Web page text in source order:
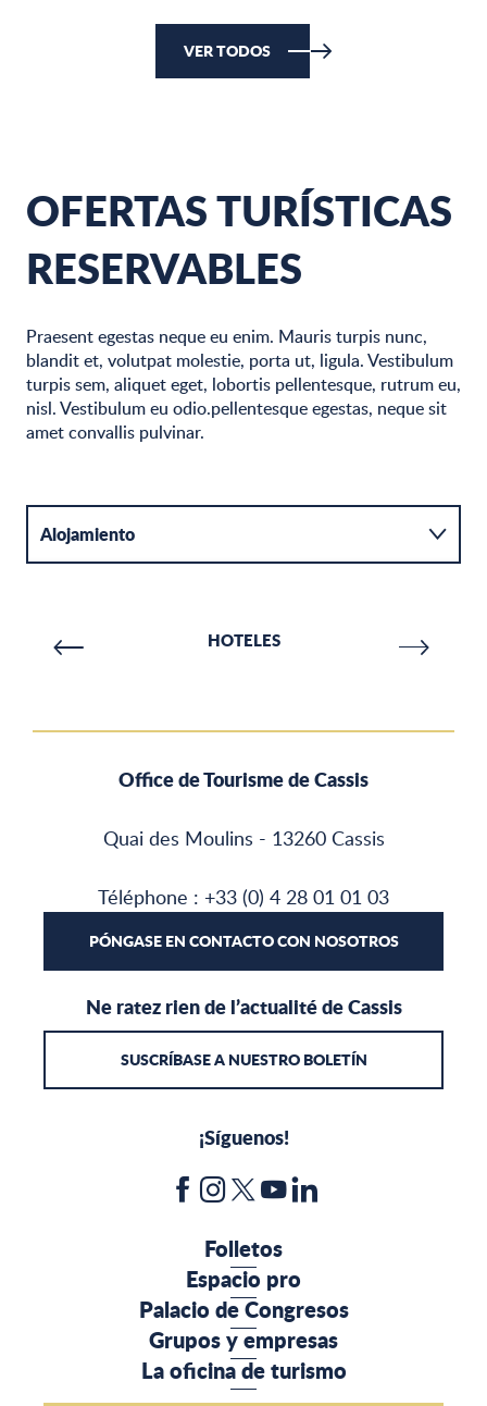
VER TODOS
OFERTAS TURÍSTICAS
RESERVABLES
Praesent egestas neque eu enim. Mauris turpis nunc,
blandit et, volutpat molestie, porta ut, ligula. Vestibulum
turpis sem, aliquet eget, lobortis pellentesque, rutrum eu,
nisl. Vestibulum eu odio.pellentesque egestas, neque sit
amet convallis pulvinar.
Alojamiento
Catering HOTELES
Office de Tourisme de Cassis
Quai des Moulins - 13260 Cassis
Téléphone : +33 (0) 4 28 01 01 03
PÓNGASE EN CONTACTO CON NOSOTROS
Ne ratez rien de l’actualité de Cassis
SUSCRÍBASE A NUESTRO BOLETÍN
¡Síguenos!
Folletos
Espacio pro
Palacio de Congresos
Grupos y empresas
La oficina de turismo